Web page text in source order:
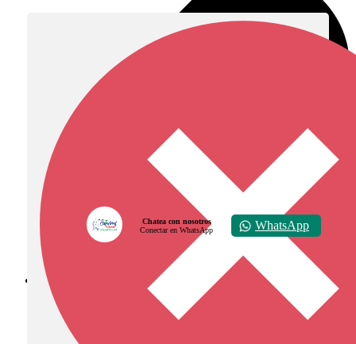
Diócesis de Zipaquirá
Chatea con nosotros
Conectar en WhatsApp
WhatsApp